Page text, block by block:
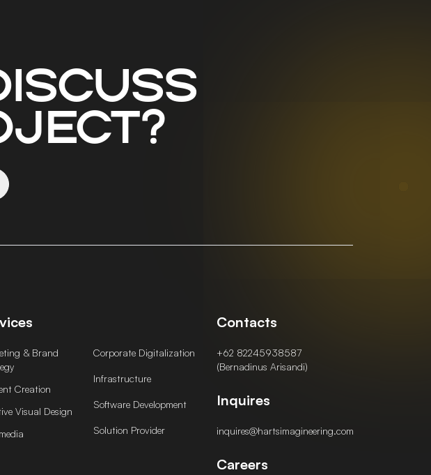
& Brand
Creation
Visual Design
Corporate Digitalization
Infrastructure
Software Development
Solution Provider
Contacts
+62 82245938587
(Bernadinus Arisandi)
Inquires
inquires@hartsimagineering.com
Careers